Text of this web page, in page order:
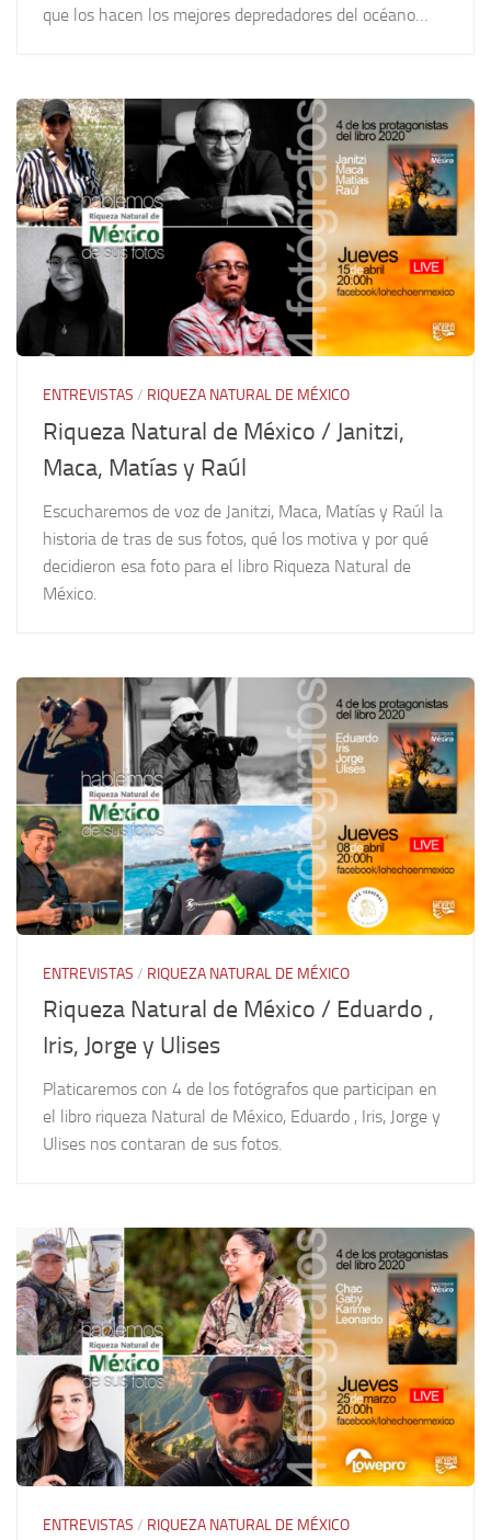
que los hacen los mejores depredadores del océano…
ENTREVISTAS / RIQUEZA NATURAL DE MÉXICO
Riqueza Natural de México / Janitzi,
Maca, Matías y Raúl
Escucharemos de voz de Janitzi, Maca, Matías y Raúl la
historia de tras de sus fotos, qué los motiva y por qué
decidieron esa foto para el libro Riqueza Natural de
México.
ENTREVISTAS / RIQUEZA NATURAL DE MÉXICO
Riqueza Natural de México / Eduardo ,
Iris, Jorge y Ulises
Platicaremos con 4 de los fotógrafos que participan en
el libro riqueza Natural de México, Eduardo , Iris, Jorge y
Ulises nos contaran de sus fotos.
ENTREVISTAS / RIQUEZA NATURAL DE MÉXICO